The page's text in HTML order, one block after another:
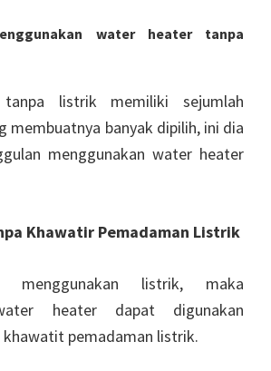
water heater tanpa
listrik memiliki sejumlah
membuatnya banyak dipilih, ini dia
menggunakan water heater
Khawatir Pemadaman Listrik
menggunakan listrik, maka
heater dapat digunakan
khawatit pemadaman listrik.